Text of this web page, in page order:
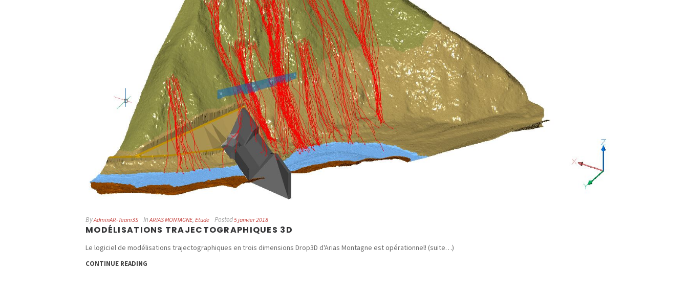
ByAdminAR-Team3S In ARIAS MONTAGNE, Etude Posted5 janvier 2018
MODÉLISATIONS TRAJECTOGRAPHIQUES 3D
Le logiciel de modélisations trajectographiques en trois dimensions Drop3D d'Arias Montagne est opérationnel! (suite…)
CONTINUE READING